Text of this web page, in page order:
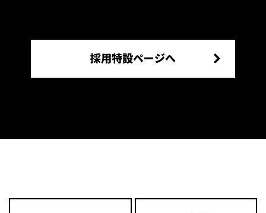
採用特設ページへ